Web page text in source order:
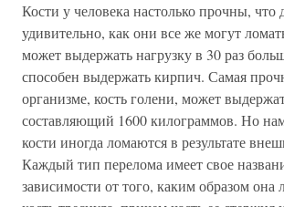
Кости у человека настолько прочны, что
удивительно, как они все же могут
может выдержать нагрузку в 30 раз
способен выдержать кирпич. Самая
организме, кость голени, может
составляющий 1600 килограммов. Но
кости иногда ломаются в результате
Каждый тип перелома имеет свое
зависимости от того, каким образом она